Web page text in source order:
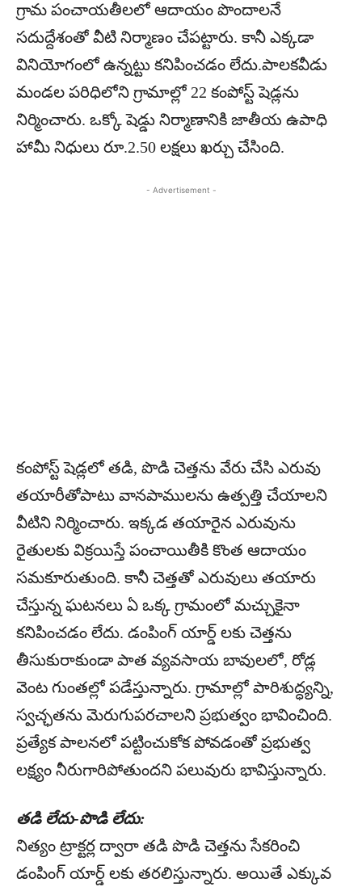
గ్రామ పంచాయతీలలో ఆదాయం పొందాలనే
సదుద్దేశంతో వీటి నిర్మాణం చేపట్టారు. కానీ ఎక్కడా
వినియోగంలో ఉన్నట్టు కనిపించడం లేదు.పాలకవీడు
మండల పరిధిలోని గ్రామాల్లో 22 కంపోస్ట్‌ షెడ్లను
నిర్మించారు. ఒక్కో షెడ్డు నిర్మాణానికి జాతీయ ఉపాధి
హామీ నిధులు రూ.2.50 లక్షలు ఖర్చు చేసింది.
- Advertisement -
కంపోస్ట్‌ షెడ్లలో తడి, పొడి చెత్తను వేరు చేసి ఎరువు
తయారీతోపాటు వానపాములను ఉత్పత్తి చేయాలని
వీటిని నిర్మించారు. ఇక్కడ తయారైన ఎరువును
రైతులకు విక్రయిస్తే పంచాయితీకి కొంత ఆదాయం
సమకూరుతుంది. కానీ చెత్తతో ఎరువులు తయారు
చేస్తున్న ఘటనలు ఏ ఒక్క గ్రామంలో మచ్చుకైనా
కనిపించడం లేదు. డంపింగ్‌ యార్డ్‌ లకు చెత్తను
తీసుకురాకుండా పాత వ్యవసాయ బావులలో, రోడ్ల
వెంట గుంతల్లో పడేస్తున్నారు. గ్రామాల్లో పారిశుద్ధ్యన్ని,
స్వచ్ఛతను మెరుగుపరచాలని ప్రభుత్వం భావించింది.
ప్రత్యేక పాలనలో పట్టించుకోక పోవడంతో ప్రభుత్వ
లక్ష్యం నీరుగారిపోతుందని పలువురు భావిస్తున్నారు.
తడి లేదు-పొడి లేదు:
నిత్యం ట్రాక్టర్ల ద్వారా తడి పొడి చెత్తను సేకరించి
డంపింగ్‌ యార్డ్‌ లకు తరలిస్తున్నారు. అయితే ఎక్కువ